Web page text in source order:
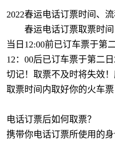
2022春运电话订票时间、
春运电话订票取票时间
当日12:00前已订车票于第
12：00后已订车票于第二日
切记！取票不及时将失效
取票时间内取好你的火车票
电话订票后如何取票？
携带你电话订票所使用的